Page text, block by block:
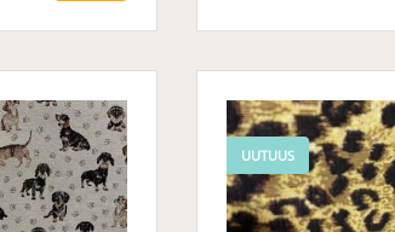
UUTUUS